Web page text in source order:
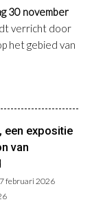
30 november
verricht door
het gebied van
een expositie
van
februari 2026